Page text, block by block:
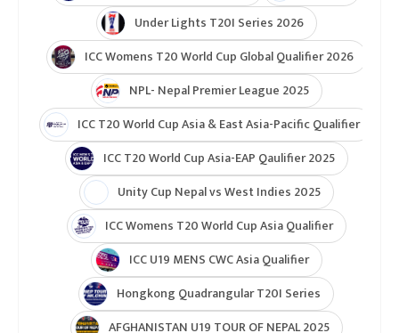
Under Lights T20I Series 2026
ICC Womens T20 World Cup Global Qualifier 2026
NPL- Nepal Premier League 2025
ICC T20 World Cup Asia & East Asia-Pacific Qualifier
ICC T20 World Cup Asia-EAP Qaulifier 2025
Unity Cup Nepal vs West Indies 2025
ICC Womens T20 World Cup Asia Qualifier
ICC U19 MENS CWC Asia Qualifier
Hongkong Quadrangular T20I Series
AFGHANISTAN U19 TOUR OF NEPAL 2025